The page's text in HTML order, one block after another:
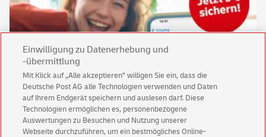
Keine News mehr verpassen!
Für den Shop-Newsletter anmelden und
Willkommensgutschein für eine Bestellung sichern.
Einwilligung zu Datenerhebung und
-übermittlung
Mit Klick auf „Alle akzeptieren” willigen Sie ein, dass die
Deutsche Post AG alle Technologien verwenden und Daten
auf Ihrem Endgerät speichern und auslesen darf. Diese
Technologien ermöglichen es, personenbezogene
Auswertungen zu Besuchen und Nutzung unserer
Webseite durchzuführen, um ein bestmögliches Online-